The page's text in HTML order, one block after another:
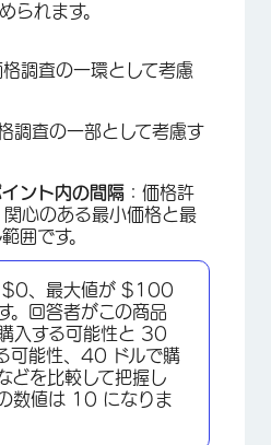
られます。
格調査の一環として考慮
調査の一部として考慮す
ント内の間隔 ：価格許
心のある最小価格と最
囲です。
$0、最大値が $100
。回答者がこの商品
入する可能性と 30
可能性、40 ドルで購
どを比較して把握し
数値は 10 になりま